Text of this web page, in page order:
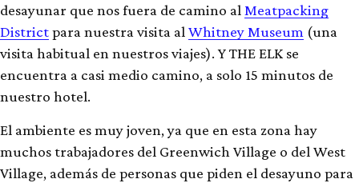
desayunar que nos fuera de camino al Meatpacking
Districtpara nuestra visita al Whitney Museum (una
visita habitual en nuestros viajes). Y THE ELK se
encuentra a casi medio camino, a solo 15 minutos de
nuestro hotel.
El ambiente es muy joven, ya que en esta zona hay
muchos trabajadores del Greenwich Village o del West
Village, además de personas que piden el desayuno para